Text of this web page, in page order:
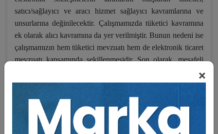
×
satıcı/sağlayıcı ve aracı hizmet sağlayıcı kavramlarına ve
unsurlarına değinilecektir. Çalışmamızda tüketici kavramına
ek olarak alıcı kavramına da yer verilmiştir. Bunun nedeni ise
çalışmamızın hem tüketici mevzuatı hem de elektronik ticaret
mevzuatı kapsamında şekillenmesidir. Son olarak, mesafeli
sözleşmeler kavramı, unsurları ve kapsam dışında kalan
sözleşmeler bakımından ele alınacaktır.
İkinci bölümde ise elektronik ticarette akdedilen mesafeli
sözleşmelerde meydana gelebilecek risklere karşı en önemli
koruma mekanizmalarından olan bilgilendirme